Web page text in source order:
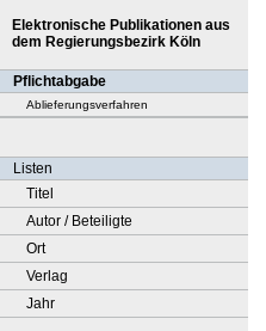
Elektronische Publikationen aus
dem Regierungsbezirk Köln
Pflichtabgabe
Ablieferungsverfahren
Listen
Titel
Autor / Beteiligte
Ort
Verlag
Jahr